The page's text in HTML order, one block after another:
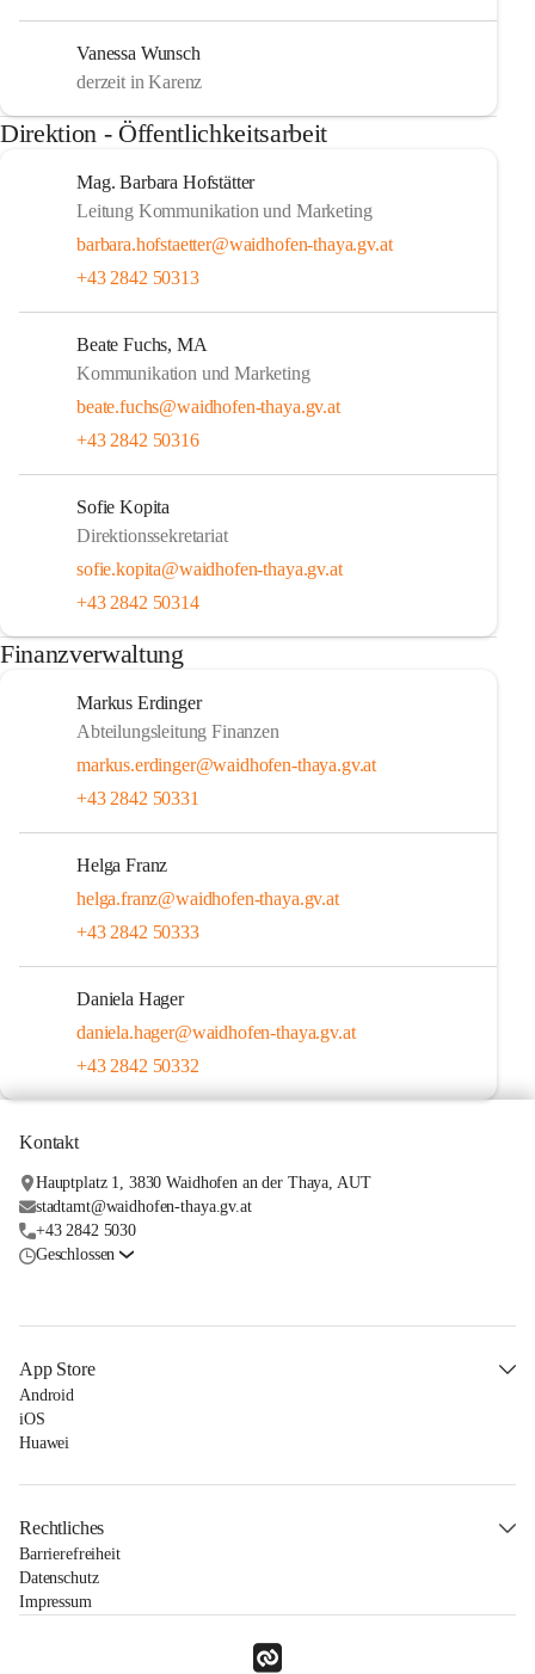
Vanessa Wunsch
derzeit in Karenz
Direktion - Öffentlichkeitsarbeit
Mag. Barbara Hofstätter
Leitung Kommunikation und Marketing
barbara.hofstaetter@waidhofen-thaya.gv.at
+43 2842 50313
Beate Fuchs, MA
Kommunikation und Marketing
beate.fuchs@waidhofen-thaya.gv.at
+43 2842 50316
Sofie Kopita
Direktionssekretariat
sofie.kopita@waidhofen-thaya.gv.at
+43 2842 50314
Finanzverwaltung
Markus Erdinger
Abteilungsleitung Finanzen
markus.erdinger@waidhofen-thaya.gv.at
+43 2842 50331
Helga Franz
helga.franz@waidhofen-thaya.gv.at
+43 2842 50333
Daniela Hager
daniela.hager@waidhofen-thaya.gv.at
+43 2842 50332
Kontakt
Hauptplatz 1, 3830 Waidhofen an der Thaya, AUT
stadtamt@waidhofen-thaya.gv.at
+43 2842 5030
Geschlossen
App Store
Android
iOS
Huawei
Rechtliches
Barrierefreiheit
Datenschutz
Impressum